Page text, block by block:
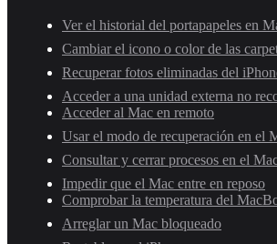
Ver el historial del portapapeles en
Cambiar el icono o color de las
Recuperar fotos eliminadas del
Acceder a una unidad externa no
Acceder al Mac en remoto
Usar el modo de recuperación en el
Consultar y cerrar procesos en el
Impedir que el Mac entre en reposo
Comprobar la temperatura del
Arreglar un Mac bloqueado